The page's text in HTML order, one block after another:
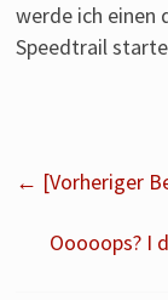
werde ich einen
Speedtrail
← [Vorheriger
Ooooops? I